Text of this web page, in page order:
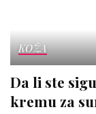
KOŽA
Da li ste
kremu za